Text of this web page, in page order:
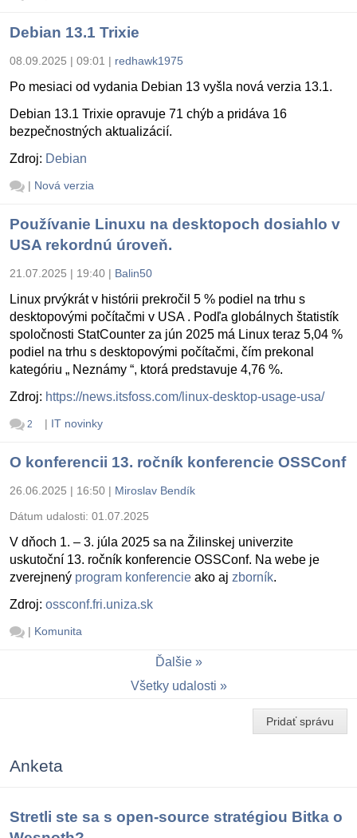
Debian 13.1 Trixie
08.09.2025 | 09:01 | redhawk1975
Po mesiaci od vydania Debian 13 vyšla nová verzia 13.1.
Debian 13.1 Trixie opravuje 71 chýb a pridáva 16
bezpečnostných aktualizácií.
Zdroj: Debian
| Nová verzia
Používanie Linuxu na desktopoch dosiahlo v
USA rekordnú úroveň.
21.07.2025 | 19:40 | Balin50
Linux prvýkrát v histórii prekročil 5 % podiel na trhu s
desktopovými počítačmi v USA . Podľa globálnych štatistík
spoločnosti StatCounter za jún 2025 má Linux teraz 5,04 %
podiel na trhu s desktopovými počítačmi, čím prekonal
kategóriu „ Neznámy “, ktorá predstavuje 4,76 %.
Zdroj: https://news.itsfoss.com/linux-desktop-usage-usa/
2 | IT novinky
O konferencii 13. ročník konferencie OSSConf
26.06.2025 | 16:50 | Miroslav Bendík
Dátum udalosti: 01.07.2025
V dňoch 1. – 3. júla 2025 sa na Žilinskej univerzite
uskutoční 13. ročník konferencie OSSConf. Na webe je
zverejnený program konferencie ako aj zborník.
Zdroj: ossconf.fri.uniza.sk
| Komunita
Ďalšie
Všetky udalosti
Pridať správu
Anketa
Stretli ste sa s open-source stratégiou Bitka o